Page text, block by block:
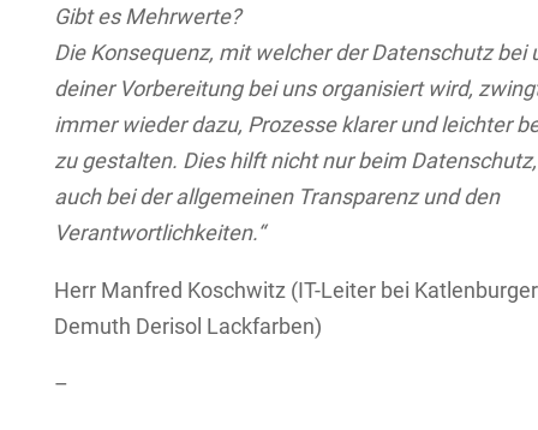
Gibt es Mehrwerte?
Die Konsequenz, mit welcher der Datenschutz bei
deiner Vorbereitung bei uns organisiert wird,
immer wieder dazu, Prozesse klarer und leichter
zu gestalten. Dies hilft nicht nur beim
auch bei der allgemeinen Transparenz und den
Verantwortlichkeiten.“
Herr Manfred Koschwitz (IT-Leiter bei
Demuth Derisol Lackfarben)
–